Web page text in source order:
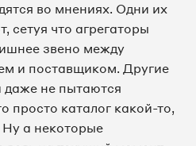
во мнениях. Одни их
сетуя что агрегаторы
звено между
и поставщиком. Другие
даже не пытаются
просто каталог какой-то,
а некоторые